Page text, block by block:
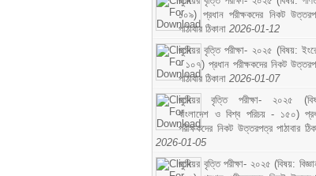
১০৯) প্রধান পরীক্ষকদের নিকট
পাঠাবার ঠিকানা 2026-01-12
জুনিয়র বৃত্তি পরীক্ষা- ২০২৫ (বিষয়:
- ১০৭) প্রধান পরীক্ষকদের নিকট
পাঠাবার ঠিকানা 2026-01-07
জুনিয়র বৃত্তি পরীক্ষা- ২০২৫
বাংলাদেশ ও বিশ্ব পরিচয় - ১৫০)
পরীক্ষকদের নিকট উত্তরপত্র পাঠাবার
2026-01-05
জুনিয়র বৃত্তি পরীক্ষা- ২০২৫ (বিষয়: